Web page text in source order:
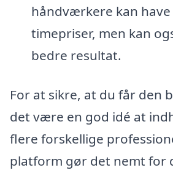
håndværkere kan
timepriser, men kan
bedre resultat.
For at sikre, at du får den
det være en god idé at
flere forskellige
platform gør det nemt for